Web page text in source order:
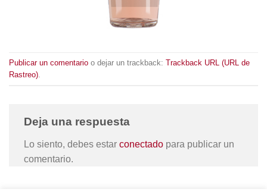
Publicar un comentario o dejar un trackback: Trackback URL (URL de
Rastreo)
Deja una respuesta
Lo siento, debes estar conectado para publicar un
comentario.